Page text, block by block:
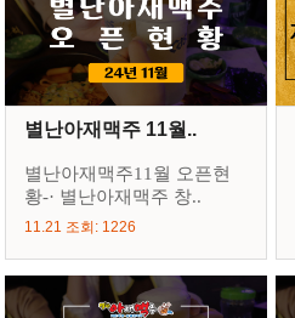
별난아재맥주 11월..
별난아재맥주11월 오픈현
황-· 별난아재맥주 창..
11.21 조회: 1226